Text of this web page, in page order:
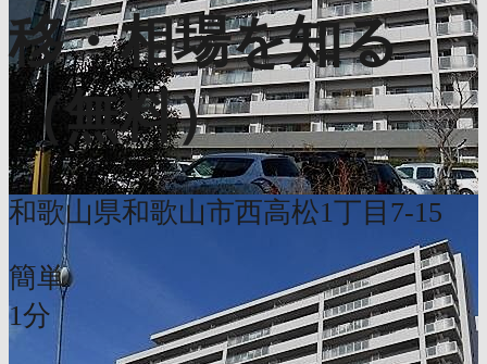
移・相場を知る
（無料）
和歌山県和歌山市西高松1丁目7-15
簡単
1分